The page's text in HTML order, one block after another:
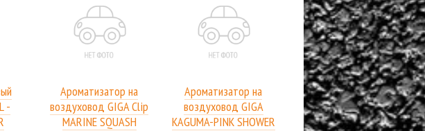
-
Ароматизатор на
воздуховод GIGA Clip
MARINE SQUASH
Ароматизатор на
воздуховод GIGA
KAGUMA-PINK SHOWER